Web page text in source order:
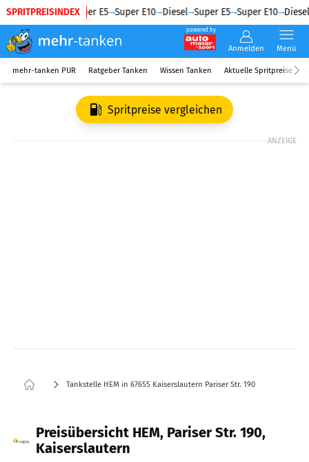
SPRITPREISINDEX
Diesel Super E5 Super E10 Diesel Super E5 Super E10 Diesel
powered by
Anmelden Menü
mehr-tanken PUR Ratgeber Tanken Wissen Tanken Aktuelle Spritpreise
Spritpreise vergleichen
ANZEIGE
Tankstelle HEM in 67655 Kaiserslautern Pariser Str. 190
Preisübersicht HEM, Pariser Str. 190,
Kaiserslautern